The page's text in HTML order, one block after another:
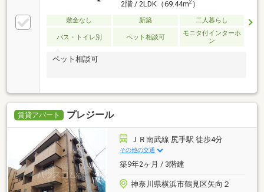
2階 / 2LDK（69.44m2）
敷金なし 新築 二人暮らし
バス・トイレ別 ペット相談可
モニタ付インターホ
ン
ペット相談可
賃貸アパート プレジール
ＪＲ南武線 尻手駅 徒歩4分
その他の交通
築9年2ヶ月 / 3階建
神奈川県横浜市鶴見区矢向２